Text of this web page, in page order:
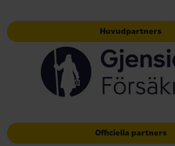
Huvudpartners
Officiella partners